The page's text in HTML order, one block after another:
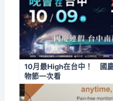
10月最High在台中！ 國
物節一次看